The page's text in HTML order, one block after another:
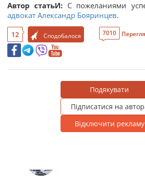
Автор статьИ: С пожеланиями
адвокат Александр Бояринцев.
12 Сподобалося 7010
Подякувати
Підписатися на
Відключити рекламу